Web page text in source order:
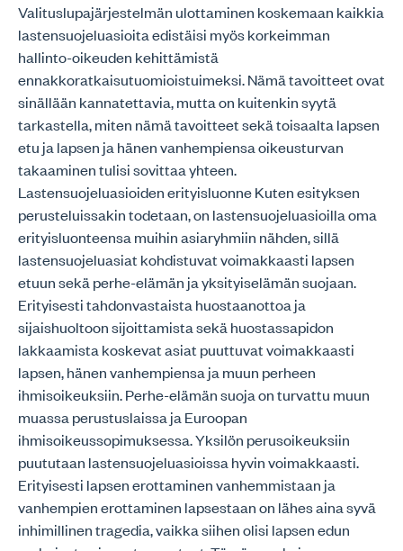
Valituslupajärjestelmän ulottaminen koskemaan kaikkia
lastensuojeluasioita edistäisi myös korkeimman
hallinto-oikeuden kehittämistä
ennakkoratkaisutuomioistuimeksi. Nämä tavoitteet ovat
sinällään kannatettavia, mutta on kuitenkin syytä
tarkastella, miten nämä tavoitteet sekä toisaalta lapsen
etu ja lapsen ja hänen vanhempiensa oikeusturvan
takaaminen tulisi sovittaa yhteen.
Lastensuojeluasioiden erityisluonne Kuten esityksen
perusteluissakin todetaan, on lastensuojeluasioilla oma
erityisluonteensa muihin asiaryhmiin nähden, sillä
lastensuojeluasiat kohdistuvat voimakkaasti lapsen
etuun sekä perhe-elämän ja yksityiselämän suojaan.
Erityisesti tahdonvastaista huostaanottoa ja
sijaishuoltoon sijoittamista sekä huostassapidon
lakkaamista koskevat asiat puuttuvat voimakkaasti
lapsen, hänen vanhempiensa ja muun perheen
ihmisoikeuksiin. Perhe-elämän suoja on turvattu muun
muassa perustuslaissa ja Euroopan
ihmisoikeussopimuksessa. Yksilön perusoikeuksiin
puututaan lastensuojeluasioissa hyvin voimakkaasti.
Erityisesti lapsen erottaminen vanhemmistaan ja
vanhempien erottaminen lapsestaan on lähes aina syvä
inhimillinen tragedia, vaikka siihen olisi lapsen edun